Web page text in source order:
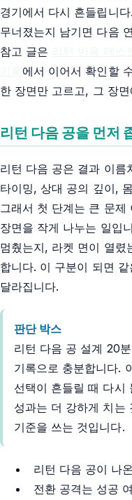
경기에서 다시 흔들립니
무너졌는지 남기면 다음
참고 글은
에서 이어서 확인할
한 장면만 고르고, 그 장
리턴 다음 공을 먼저
리턴 다음 공은 결과 이름
타이밍, 상대 공의 깊이,
그래서 첫 단계는 큰 문제
장면을 작게 나누는 일입
멈췄는지, 라켓 면이 열렸
합니다. 이 구분이 되면
달라집니다.
판단 박스
리턴 다음 공 설계 20
기록으로 충분합니다.
선택이 흔들릴 때 다시
성과는 더 강하게 치는
기준을 쓰는 것입니다.
리턴 다음 공이 나
전환 공격는 성공